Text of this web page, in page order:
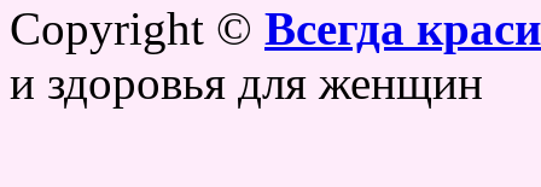
Copyright © Всегда
и здоровья для женщин